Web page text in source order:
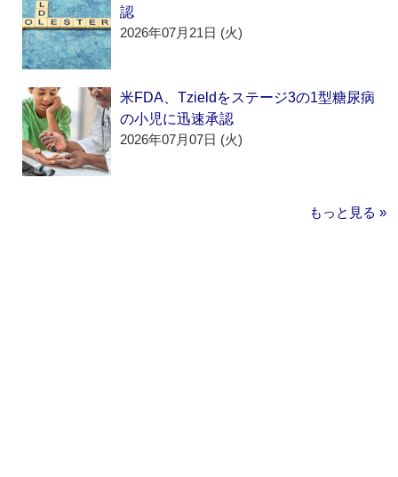
認
2026年07月21日 (火)
米FDA、Tzieldをステージ3の1型糖尿病
の小児に迅速承認
2026年07月07日 (火)
もっと見る »